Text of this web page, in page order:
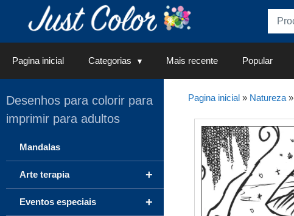
Pagina inicial Categorias Mais recente Popular
Pagina inicial» Natureza»
Desenhos para colorir para
imprimir para adultos
Mandalas
+
Arte terapia
+
Eventos especiais